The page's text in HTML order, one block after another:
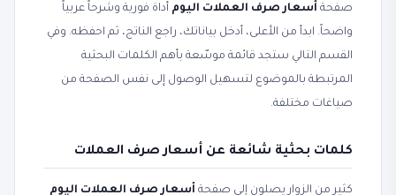
صفحة أسعار صرف العملات اليوم أداة فورية وشرحاً عربياً
واضحاً. ابدأ من الأعلى، أدخل بياناتك، راجع الناتج، ثم احفظه. وفي
القسم التالي ستجد قائمة موسّعة بأهم الكلمات البحثية
المرتبطة بالموضوع لتسهيل الوصول إلى نفس الصفحة من
صياغات مختلفة.
كلمات بحثية شائعة عن أسعار صرف العملات
كثير من الزوار يصلون إلى صفحة أسعار صرف العملات اليوم